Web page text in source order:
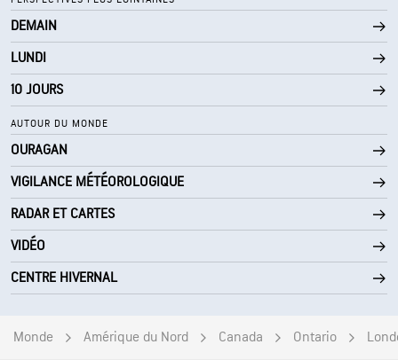
AccuLumen Brightness Index™ 0 (Sombre)
Couverture nuageuse 26 %
Visibilité 10 mi
Plafond nuageux 30000 pi
DEMAIN
LUNDI
10 JOURS
AUTOUR DU MONDE
OURAGAN
VIGILANCE MÉTÉOROLOGIQUE
RADAR ET CARTES
VIDÉO
CENTRE HIVERNAL
Monde Amérique du Nord Canada Ontario